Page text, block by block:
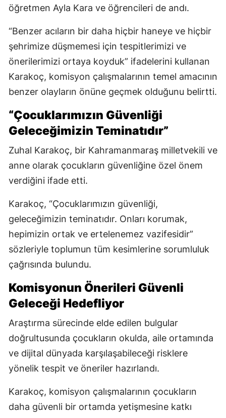
öğretmen Ayla Kara ve öğrencileri de andı.
“Benzer acıların bir daha hiçbir haneye ve hiçbir
şehrimize düşmemesi için tespitlerimizi ve
önerilerimizi ortaya koyduk” ifadelerini kullanan
Karakoç, komisyon çalışmalarının temel amacının
benzer olayların önüne geçmek olduğunu belirtti.
“Çocuklarımızın Güvenliği
Geleceğimizin Teminatıdır”
Zuhal Karakoç, bir Kahramanmaraş milletvekili ve
anne olarak çocukların güvenliğine özel önem
verdiğini ifade etti.
Karakoç, “Çocuklarımızın güvenliği,
geleceğimizin teminatıdır. Onları korumak,
hepimizin ortak ve ertelenemez vazifesidir”
sözleriyle toplumun tüm kesimlerine sorumluluk
çağrısında bulundu.
Komisyonun Önerileri Güvenli
Geleceği Hedefliyor
Araştırma sürecinde elde edilen bulgular
doğrultusunda çocukların okulda, aile ortamında
ve dijital dünyada karşılaşabileceği risklere
yönelik tespit ve öneriler hazırlandı.
Karakoç, komisyon çalışmalarının çocukların
daha güvenli bir ortamda yetişmesine katkı